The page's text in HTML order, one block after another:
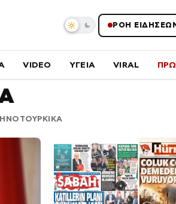
ΡΟΗ
VIDEO ΥΓΕΙΑ VIRAL